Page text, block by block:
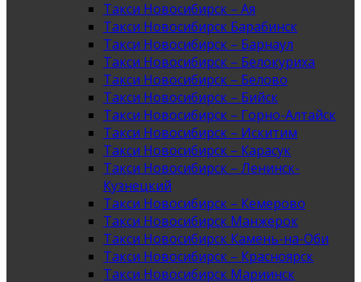
Такси Новосибирск – Ая
Такси Новосибирск Барабинск
Такси Новосибирск – Барнаул
Такси Новосибирск – Белокуриха
Такси Новосибирск – Белово
Такси Новосибирск – Бийск
Такси Новосибирск – Горно-Алтайск
Такси Новосибирск – Искитим
Такси Новосибирск – Карасук
Такси Новосибирск – Ленинск-
Кузнецкий
Такси Новосибирск – Кемерово
Такси Новосибирск Манжерок
Такси Новосибирск Камень-на-Оби
Такси Новосибирск – Красноярск
Такси Новосибирск Мариинск